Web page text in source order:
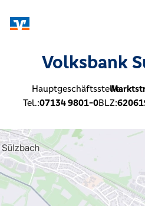
Volksbank
Hauptgeschäftsstelle:
Tel.:07134 9801-0BLZ: